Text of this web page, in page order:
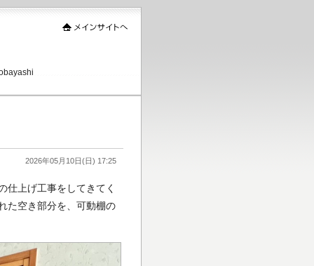
2026年05月10日(日) 17:25
仕上げ工事をしてきてく
た空き部分を、可動棚の